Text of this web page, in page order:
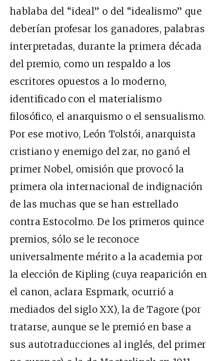
hablaba del “ideal” o del “idealismo” que
deberían profesar los ganadores, palabras
interpretadas, durante la primera década
del premio, como un respaldo a los
escritores opuestos a lo moderno,
identificado con el materialismo
filosófico, el anarquismo o el sensualismo.
Por ese motivo, León Tolstói, anarquista
cristiano y enemigo del zar, no ganó el
primer Nobel, omisión que provocó la
primera ola internacional de indignación
de las muchas que se han estrellado
contra Estocolmo. De los primeros quince
premios, sólo se le reconoce
universalmente mérito a la academia por
la elección de Kipling (cuya reaparición en
el canon, aclara Espmark, ocurrió a
mediados del siglo XX), la de Tagore (por
tratarse, aunque se le premió en base a
sus autotraducciones al inglés, del primer